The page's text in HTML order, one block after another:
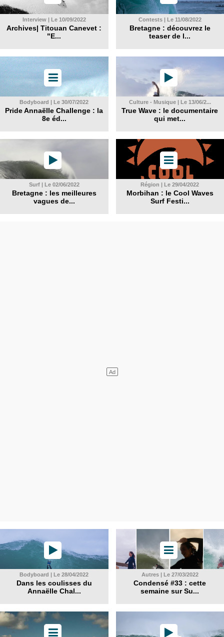
Interview | Le 10/09/2022
Archives| Titouan Canevet :
"E...
Contests | Le 11/08/2022
Bretagne : découvrez le
teaser de l...
Bodyboard | Le 30/07/2022
Pride Annaëlle Challenge : la
8e éd...
Culture - Musique | Le 13/06/2...
True Wave : le documentaire
qui met...
Surf | Le 02/06/2022
Bretagne : les meilleures
vagues de...
Région | Le 29/04/2022
Morbihan : le Cool Waves
Surf Festi...
Bodyboard | Le 28/04/2022
Dans les coulisses du
Annaëlle Chal...
Autres | Le 27/03/2022
Condensé #33 : cette
semaine sur Su...